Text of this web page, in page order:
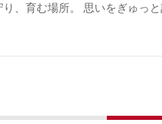
、育む場所。 思いをぎゅっ